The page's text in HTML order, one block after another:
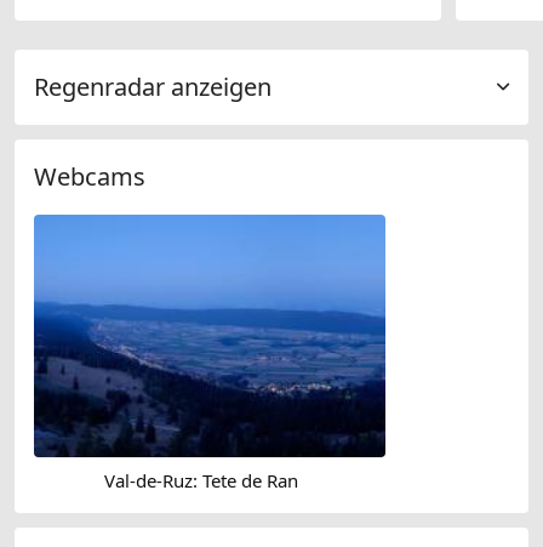
Regenradar anzeigen
Webcams
Val-de-Ruz: Tete de Ran